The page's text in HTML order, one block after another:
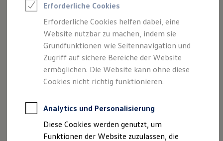
Digitaler Marktplatz
Kauf & Finanzierung
Online-Fahrzeugbewertung
Aktionen & Angebote
E-Auto-Förderung
Für Privatkunden
Für Gewerbekunden
Profi Paket
TopDeal
Zertifizierte Gebrauchtwagen
Für Privatkunden
Für Gewerbekunden
Erforderliche Cookies
Erforderliche Cookies helfen dabei, eine
Website nutzbar zu machen, indem sie
Grundfunktionen wie Seitennavigation und
Zugriff auf sichere Bereiche der Website
ermöglichen. Die Website kann ohne diese
Cookies nicht richtig funktionieren.
Analytics und Personalisierung
Diese Cookies werden genutzt, um
Funktionen der Website zuzulassen, die